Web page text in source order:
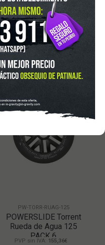
AÑADIR A CESTA
DISPONIBLE
PW-TORR-RUAG-125
POWERSLIDE Torrent
Rueda de Agua 125
PACK 6
PVP sin IVA: 155,36€